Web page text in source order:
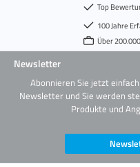
Top
100 Jahre
Über
Newsletter
Abonnieren Sie jetzt
Newsletter und Sie werden
Produkte und